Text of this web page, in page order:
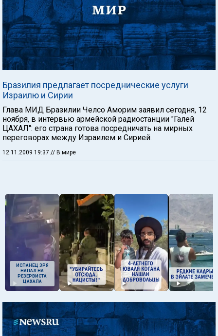
Бразилия предлагает посреднические услуги
Израилю и Сирии
Глава МИД Бразилии Челсо Аморим заявил сегодня, 12
ноября, в интервью армейской радиостанции "Галей
ЦАХАЛ": его страна готова посредничать на мирных
переговорах между Израилем и Сирией.
12.11.2009 19:37 // В мире
ИСПАНЕЦ ЗРЯ
НАПАЛ НА
РЕЗЕРВИСТА
ЦАХАЛА